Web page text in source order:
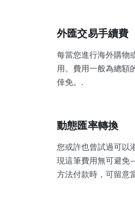
外匯交易手續費
每當您進行海外購物
用。費用一般為總額
倖免。.
動態匯率轉換
您或許也曾試過可以
現這筆費用無可避
方法付款時，可留意